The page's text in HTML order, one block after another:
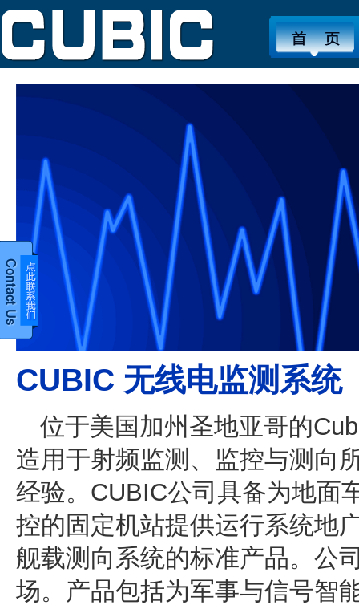
CUBIC 无线电监测系统
位于美国加州圣地亚哥的
造用于射频监测、监控与测向
经验。CUBIC公司具备为地面
控的固定机站提供运行系统地
舰载测向系统的标准产品。公
场。产品包括为军事与信号智